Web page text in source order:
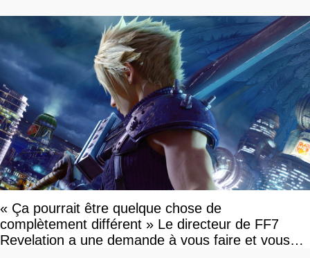
« Ça pourrait être quelque chose de
complètement différent » Le directeur de FF7
Revelation a une demande à vous faire et vous